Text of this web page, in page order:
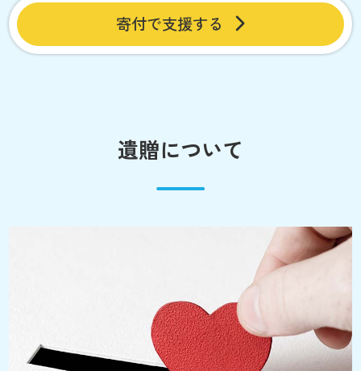
寄付で支援する
遺贈について